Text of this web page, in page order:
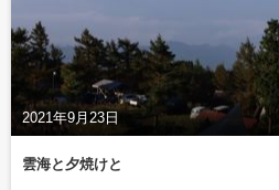
2021年9月23日
雲海と夕焼けと